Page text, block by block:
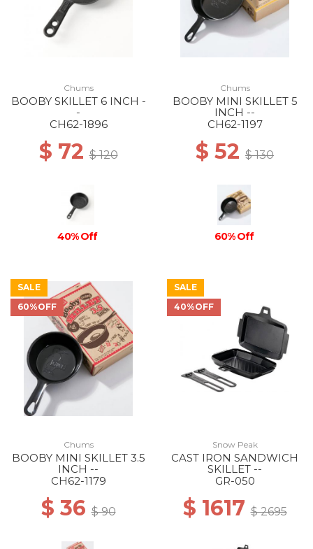
Chums
BOOBY SKILLET 6 INCH -
-
CH62-1896
$ 72$ 120
40% Off
Chums
BOOBY MINI SKILLET 5
INCH --
CH62-1197
$ 52 $ 130
60% Off
SALE
60%OFF
Chums
BOOBY MINI SKILLET 3.5
INCH --
CH62-1179
$ 36$ 90
SALE
40%OFF
Snow Peak
CAST IRON SANDWICH
SKILLET --
GR-050
$ 1617$ 2695